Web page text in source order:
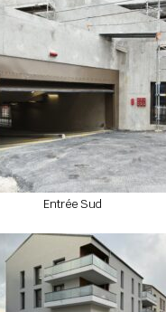
Entrée Sud